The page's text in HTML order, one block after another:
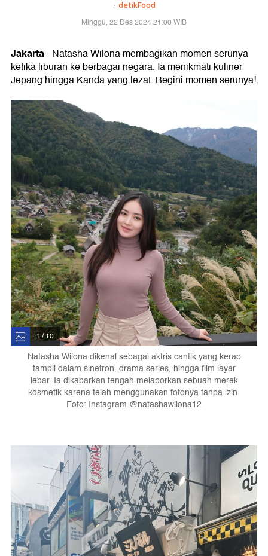
- detikFood
Minggu, 22 Des 2024 21:00 WIB
Jakarta- Natasha Wilona membagikan momen serunya
ketika liburan ke berbagai negara. Ia menikmati kuliner
Jepang hingga Kanda yang lezat. Begini momen serunya!
1 / 10
Natasha Wilona dikenal sebagai aktris cantik yang kerap
tampil dalam sinetron, drama series, hingga film layar
lebar. Ia dikabarkan tengah melaporkan sebuah merek
kosmetik karena telah menggunakan fotonya tanpa izin.
Foto: Instagram @natashawilona12